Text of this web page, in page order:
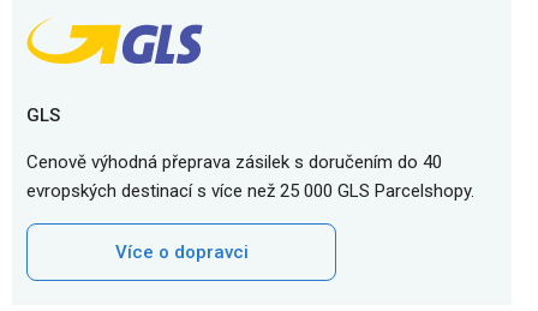
GLS
Cenově výhodná přeprava zásilek s doručením do 40
evropských destinací s více než 25 000 GLS Parcelshopy.
Více o dopravci